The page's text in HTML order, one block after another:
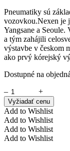
Pneumatiky sú
vozovkou.Nexen je
Yangsane a
a tým zahájili
výstavbe v českom
ako prvý kórejský
Dostupné na
–
+
Vyžiadať cenu
Add to Wishlist
Add to Wishlist
Add to Wishlist
Add to Wishlist